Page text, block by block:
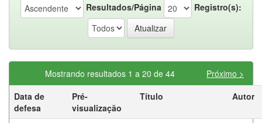
Resultados/Página
Registro(s):
Mostrando resultados 1 a 20 de 44
Próximo >
Data de
defesa
Pré-
visualização
Título Autor